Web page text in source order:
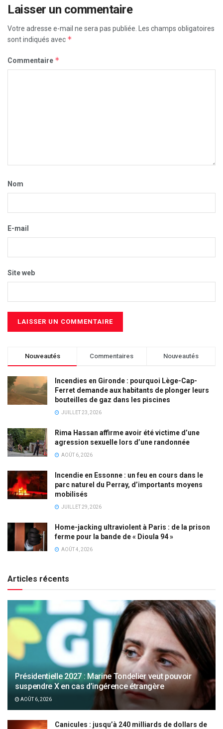
Laisser un commentaire
Votre adresse e-mail ne sera pas publiée.
Les champs obligatoires
sont indiqués avec *
Commentaire *
Nom
E-mail
Site web
Nouveautés Commentaires Nouveautés
Incendies en Gironde : pourquoi Lège-Cap-
Ferret demande aux habitants de plonger leurs
bouteilles de gaz dans les piscines
JUILLET 23, 2026
Rima Hassan affirme avoir été victime d’une
agression sexuelle lors d’une randonnée
AOÛT 6, 2026
Incendie en Essonne : un feu en cours dans le
parc naturel du Perray, d’importants moyens
mobilisés
JUILLET 29, 2026
Home-jacking ultraviolent à Paris : de la prison
ferme pour la bande de « Dioula 94 »
AOÛT 4, 2026
Articles récents
Présidentielle 2027 : Marine Tondelier veut pouvoir
suspendre X en cas d’ingérence étrangère
AOÛT 6, 2026
Canicules : jusqu’à 240 milliards de dollars de